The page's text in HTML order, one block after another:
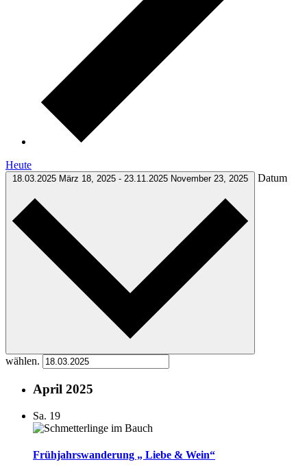
Heute
18.03.2025 März 18, 2025 - 23.11.2025 November 23, 2025 Datum
wählen.
April 2025
Sa. 19
Frühjahrswanderung „ Liebe & Wein“